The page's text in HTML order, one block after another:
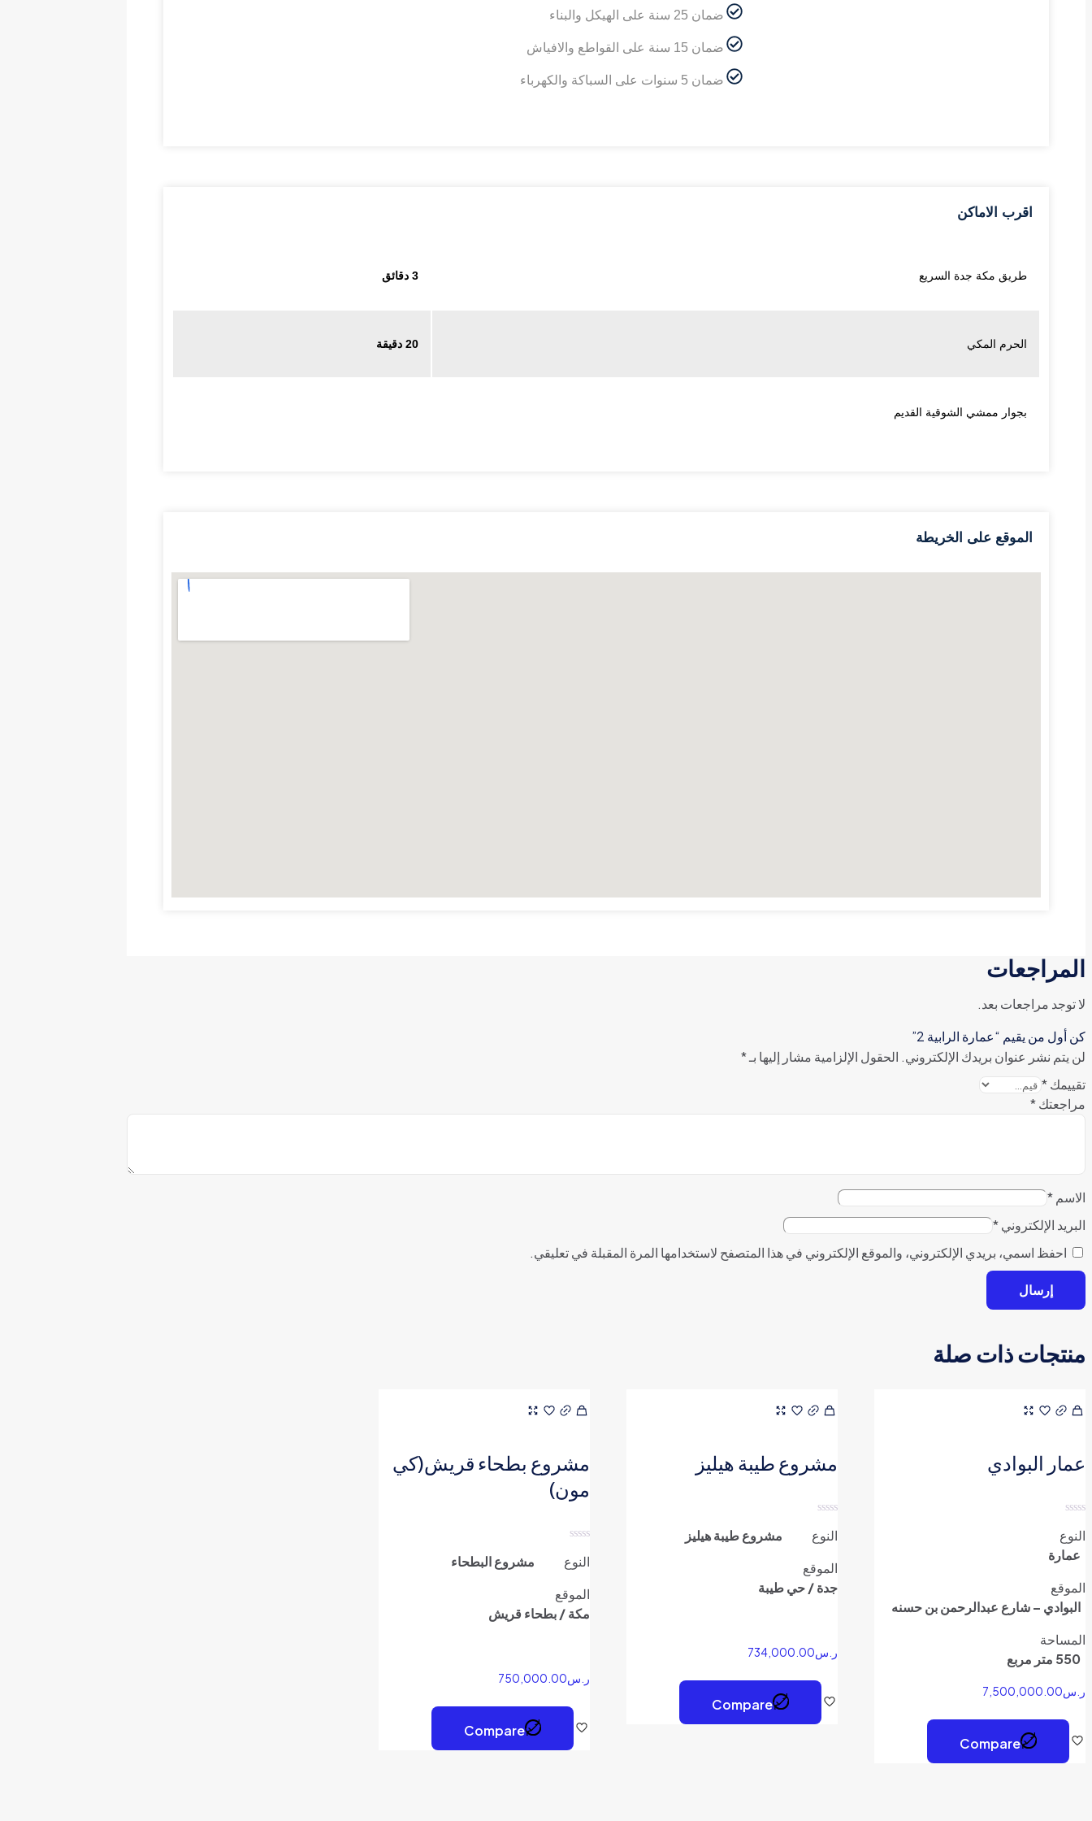
ضمان 25 سنة على الهيكل والبناء
ضمان 15 سنة على القواطع والافياش
ضمان 5 سنوات على السباكة والكهرباء
اقرب الاماكن
طريق مكة جدة السريع 3 دقائق
الحرم المكي 20 دقيقة
بجوار ممشي الشوقية القديم
الموقع على الخريطة
المراجعات
لا توجد مراجعات بعد.
كن أول من يقيم “عمارة الرابية 2”
لن يتم نشر عنوان بريدك الإلكتروني. الحقول الإلزامية مشار إليها بـ*
تقييمك*
مراجعتك*
الاسم *
البريد الإلكتروني*
احفظ اسمي، بريدي الإلكتروني، والموقع الإلكتروني في هذا المتصفح لاستخدامها المرة المقبلة في تعليقي.
منتجات ذات صلة
عمار البوادي
التقييم
0
من
النوع
عمارة
الموقع
البوادي – شارع عبدالرحمن بن حسنه
المساحة
ر.س7,500,000.00
Compare
مشروع طيبة هيليز
التقييم
0
5
النوع مشروع طيبة هيليز
الموقع
جدة / حي طيبة
ر.س734,000.00
Compare
مشروع بطحاء قريش(كي
مون)
التقييم
0
5
النوع مشروع البطحاء
الموقع
مكة / بطحاء قريش
ر.س750,000.00
Compare